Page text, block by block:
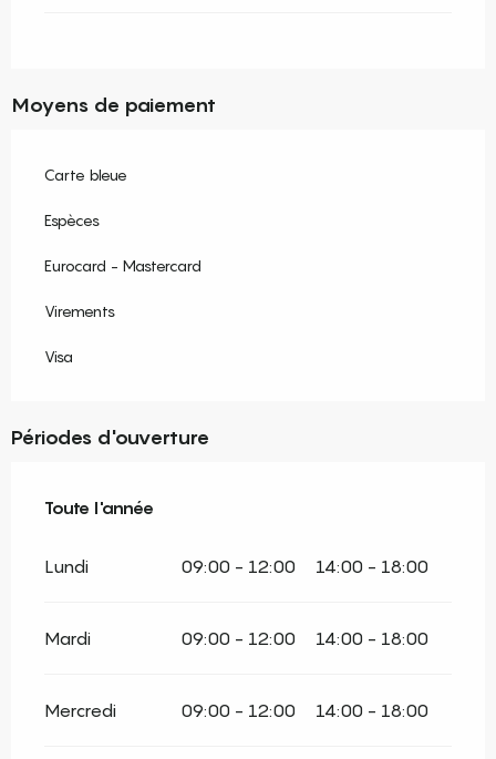
Moyens de paiement
Carte bleue
Espèces
Eurocard - Mastercard
Virements
Visa
Périodes d'ouverture
Toute l'année
Toute l'année
Lundi 09:00 - 12:00 14:00 - 18:00
Mardi 09:00 - 12:00 14:00 - 18:00
Mercredi 09:00 - 12:00 14:00 - 18:00